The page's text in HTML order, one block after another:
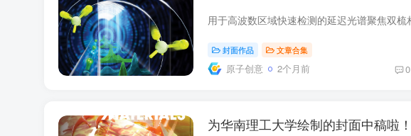
封面作品 文章合集
原子创意 2个月前 0
为华南理工大学绘制的封面中稿啦！